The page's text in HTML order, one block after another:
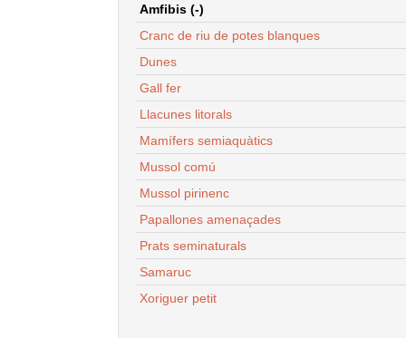
Amfibis (-)
Cranc de riu de potes blanques
Dunes
Gall fer
Llacunes litorals
Mamífers semiaquàtics
Mussol comú
Mussol pirinenc
Papallones amenaçades
Prats seminaturals
Samaruc
Xoriguer petit